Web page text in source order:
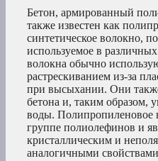
Бетон, армированный
также известен как
синтетическое волокно,
используемое в
волокна обычно
растрескиванием из-за
при высыхании. Они
бетона и, таким образом,
воды. Полипропиленовое
группе полиолефинов и
кристаллическим и
аналогичными